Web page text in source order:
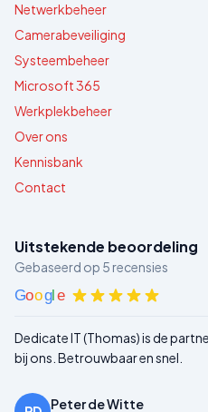
Netwerkbeheer
Camerabeveiliging
Systeembeheer
Microsoft 365
Werkplekbeheer
Over ons
Kennisbank
Contact
Uitstekende beoordeling
Gebaseerd op 5 recensies
Googl e
Dedicate IT (Thomas) is de
bij ons. Betrouwbaar en snel.
Peter de Witte